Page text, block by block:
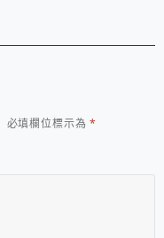
必填欄位標示為*